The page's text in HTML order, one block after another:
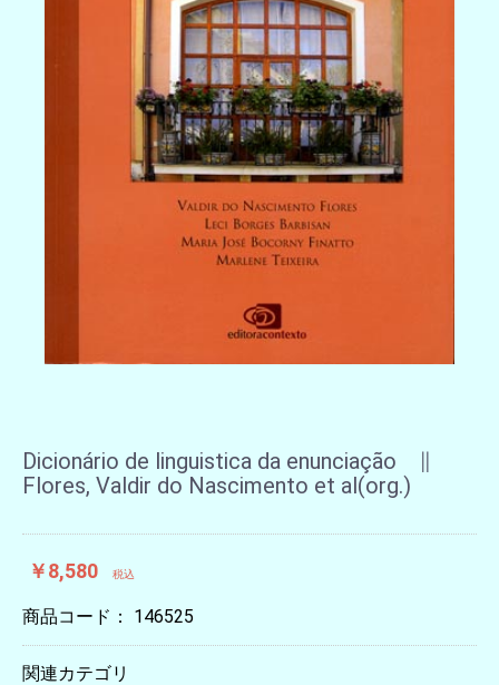
Dicionário de linguistica da enunciação ∥
Flores, Valdir do Nascimento et al(org.)
￥8,580 税込
商品コード： 146525
関連カテゴリ